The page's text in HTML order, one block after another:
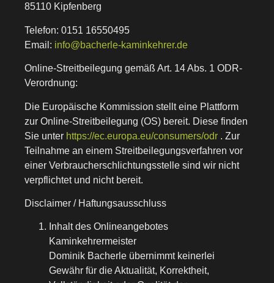
85110 Kipfenberg
Telefon: 0151 16550495
Email: info@bacherle-kaminkehrer.de
Online-Streitbeilegung gemäß Art. 14 Abs. 1 ODR-
Verordnung:
Die Europäische Kommission stellt eine Plattform
zur Online-Streitbeilegung (OS) bereit. Diese finden
Sie unter https://ec.europa.eu/consumers/odr . Zur
Teilnahme an einem Streitbeilegungsverfahren vor
einer Verbraucherschlichtungsstelle sind wir nicht
verpflichtet und nicht bereit.
Disclaimer / Haftungsausschluss
Inhalt des Onlineangebotes
Kaminkehrermeister
Dominik Bacherle übernimmt keinerlei
Gewähr für die Aktualität, Korrektheit,